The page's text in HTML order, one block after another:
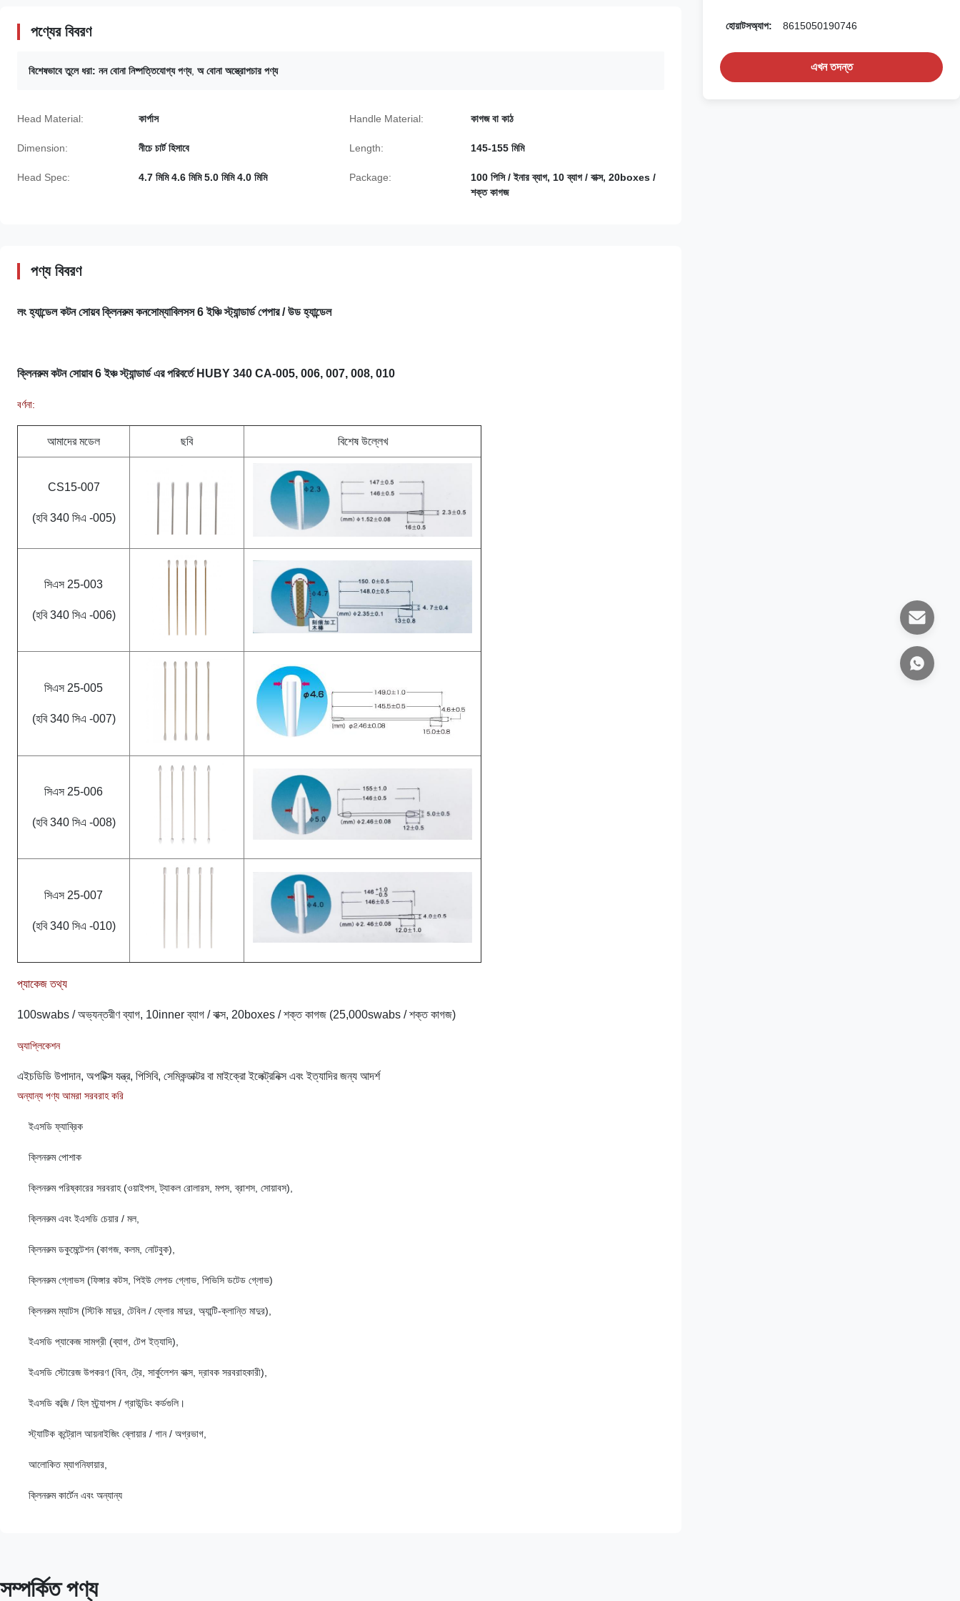
পণ্যের বিবরণ
বিশেষভাবে তুলে ধরা: নন বোনা নিষ্পত্তিযোগ্য পণ্য, অ বোনা অস্ত্রোপচার পণ্য
Head Material: কার্পাস Handle Material: কাগজ বা কাঠ
Dimension: নীচে চার্ট হিসাবে Length: 145-155 মিমি
Head Spec: 4.7 মিমি 4.6 মিমি 5.0 মিমি 4.0 মিমি Package:
100 পিসি / ইনার ব্যাগ, 10 ব্যাগ / বাক্স, 20boxes /
শক্ত কাগজ
পণ্য বিবরণ
লং হ্যান্ডেল কটন সোয়ব ক্লিনরুম কনসোম্যাবিলসস 6 ইঞ্চি স্ট্যান্ডার্ড পেপার / উড হ্যান্ডেল
ক্লিনরুম কটন সোয়াব 6 ইঞ্চ স্ট্যান্ডার্ড এর পরিবর্তে HUBY 340 CA-005, 006, 007, 008, 010
বর্ণনা:
আমাদের মডেল ছবি বিশেষ উল্লেখ
CS15-007
(হবি 340 সিএ -005)
সিএস 25-003
(হবি 340 সিএ -006)
সিএস 25-005
(হবি 340 সিএ -007)
সিএস 25-006
(হবি 340 সিএ -008)
সিএস 25-007
(হবি 340 সিএ -010)
প্যাকেজ তথ্য
100swabs / অভ্যন্তরীণ ব্যাগ, 10inner ব্যাগ / বাক্স, 20boxes / শক্ত কাগজ (25,000swabs / শক্ত কাগজ)
অ্যাপ্লিকেশন
এইচডিডি উপাদান, অপটিক্স যন্ত্র, পিসিবি, সেমিকন্ডাক্টর বা মাইক্রো ইলেক্ট্রনিক্স এবং ইত্যাদির জন্য আদর্শ
অন্যান্য পণ্য আমরা সরবরাহ করি
ইএসডি ফ্যাব্রিক
ক্লিনরুম পোশাক
ক্লিনরুম পরিষ্কারের সরবরাহ (ওয়াইপস, ট্যাকল রোলারস, মপস, ব্রাশস, সোয়াবস),
ক্লিনরুম এবং ইএসডি চেয়ার / মল,
ক্লিনরুম ডকুমেন্টেশন (কাগজ, কলম, নোটবুক),
ক্লিনরুম গ্লোভস (ফিঙ্গার কটস, পিইউ লেপড গ্লোভ, পিভিসি ডটেড গ্লোভ)
ক্লিনরুম ম্যাটস (স্টিকি মাদুর, টেবিল / ফ্লোর মাদুর, অ্যান্টি-ক্লান্তি মাদুর),
ইএসডি প্যাকেজ সামগ্রী (ব্যাগ, টেপ ইত্যাদি),
ইএসডি স্টোরেজ উপকরণ (বিন, ট্রে, সার্কুলেশন বাক্স, দ্রাবক সরবরাহকারী),
ইএসডি কব্জি / হিল স্ট্র্যাপস / গ্রাউন্ডিং কর্ডগুলি।
স্ট্যাটিক কন্ট্রোল আয়নাইজিং ব্লোয়ার / গান / অগ্রভাগ,
আলোকিত ম্যাগনিফায়ার,
ক্লিনরুম কার্টেন এবং অন্যান্য
হোয়াটসঅ্যাপ: 8615050190746
এখন তদন্ত
সম্পর্কিত পণ্য